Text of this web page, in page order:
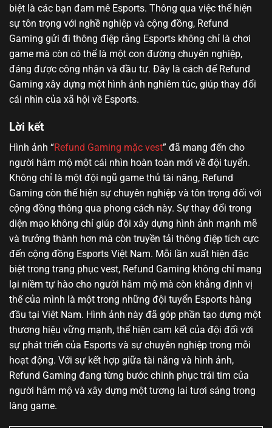
biệt là các bạn đam mê Esports. Thông qua việc thể hiện
sự tôn trọng với nghề nghiệp và cộng đồng, Refund
Gaming gửi đi thông điệp rằng Esports không chỉ là chơi
game mà còn có thể là một con đường chuyên nghiệp,
đáng được công nhận và đầu tư. Đây là cách để Refund
Gaming xây dựng một hình ảnh nghiêm túc, giúp thay đổi
cái nhìn của xã hội về Esports.
Lời kết
Hình ảnh “Refund Gaming mặc vest” đã mang đến cho
người hâm mộ một cái nhìn hoàn toàn mới về đội tuyển.
Không chỉ là một đội ngũ game thủ tài năng, Refund
Gaming còn thể hiện sự chuyên nghiệp và tôn trọng đối với
cộng đồng thông qua phong cách này. Sự thay đổi trong
diện mạo không chỉ giúp đội xây dựng hình ảnh mạnh mẽ
và trưởng thành hơn mà còn truyền tải thông điệp tích cực
đến cộng đồng Esports Việt Nam. Mỗi lần xuất hiện đặc
biệt trong trang phục vest, Refund Gaming không chỉ mang
lại niềm tự hào cho người hâm mộ mà còn khẳng định vị
thế của mình là một trong những đội tuyển Esports hàng
đầu tại Việt Nam. Hình ảnh này đã góp phần tạo dựng một
thương hiệu vững mạnh, thể hiện cam kết của đội đối với
sự phát triển của Esports và sự chuyên nghiệp trong mỗi
hoạt động. Với sự kết hợp giữa tài năng và hình ảnh,
Refund Gaming đang từng bước chinh phục trái tim của
người hâm mộ và xây dựng một tương lai tươi sáng trong
làng game.